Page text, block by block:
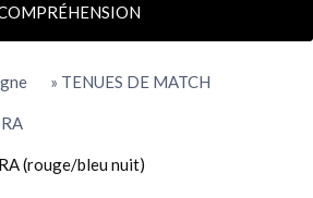
» TENUES DE MATCH
(rouge/bleu nuit)